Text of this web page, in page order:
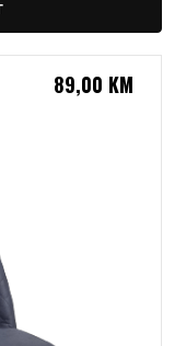
89,00 KM